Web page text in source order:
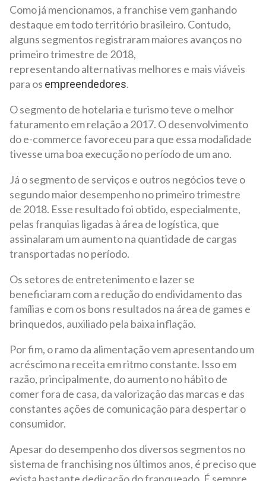
Como já mencionamos, a franchise vem ganhando
destaque em todo território brasileiro. Contudo,
alguns segmentos registraram maiores avanços no
primeiro trimestre de 2018,
representando alternativas melhores e mais viáveis
para os empreendedores.
O segmento de hotelaria e turismo teve o melhor
faturamento em relação a 2017. O desenvolvimento
do e-commerce favoreceu para que essa modalidade
tivesse uma boa execução no período de um ano.
Já o segmento de serviços e outros negócios teve o
segundo maior desempenho no primeiro trimestre
de 2018. Esse resultado foi obtido, especialmente,
pelas franquias ligadas à área de logística, que
assinalaram um aumento na quantidade de cargas
transportadas no período.
Os setores de entretenimento e lazer se
beneficiaram com a redução do endividamento das
famílias e com os bons resultados na área de games e
brinquedos, auxiliado pela baixa inflação.
Por fim, o ramo da alimentação vem apresentando um
acréscimo na receita em ritmo constante. Isso em
razão, principalmente, do aumento no hábito de
comer fora de casa, da valorização das marcas e das
constantes ações de comunicação para despertar o
consumidor.
Apesar do desempenho dos diversos segmentos no
sistema de franchising nos últimos anos, é preciso que